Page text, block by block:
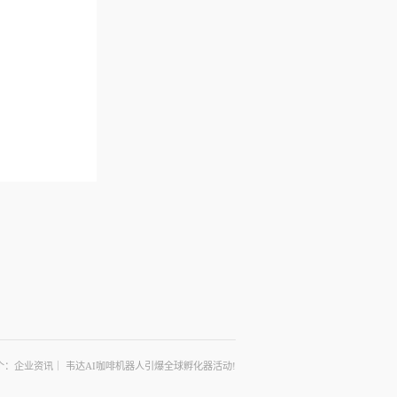
：企业资讯｜ 韦达AI咖啡机器人引爆全球孵化器活动!